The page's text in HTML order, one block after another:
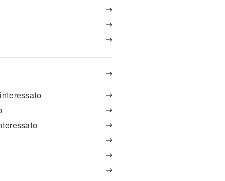









